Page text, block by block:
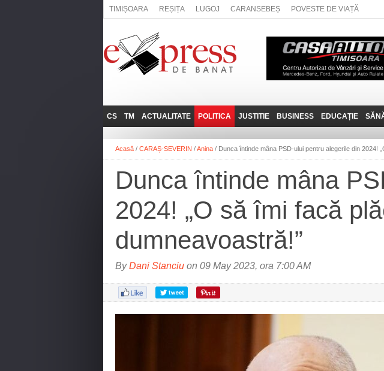
TIMIȘOARA REȘIȚA LUGOJ CARANSEBEȘ POVESTE DE VIAȚĂ
CS
REȘIȚA
CARANSEBEȘ
ANINA
BOCŞA
ORAVIȚA
TM
LUGOJ
TIMIȘOARA
ACTUALITATE
ADMINISTRATIE
NAȚIONAL
SOCIAL
POLITICA
EXPRESSLIVE
INTERVIURILE
JUSTITIE BUSINESS
JOB-URI
TEHNIT
EDUCAȚIE
Acasă / CARAȘ-SEVERIN /Anina / Dunca întinde mâna PSD-ului pentru alegerile din 2024!
Dunca întinde mâna
2024! „O să îmi facă
dumneavoastră!”
ByDani Stanciu on 09 May 2023, ora 7:00 AM